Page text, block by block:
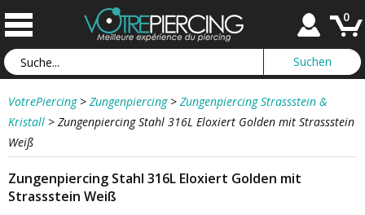
0
VotrePiercing > Zungenpiercing > Zungenpiercing Strassstein &
Kristall > Zungenpiercing Stahl 316L Eloxiert Golden mit Strassstein
Weiß
Zungenpiercing Stahl 316L Eloxiert Golden mit
Strassstein Weiß